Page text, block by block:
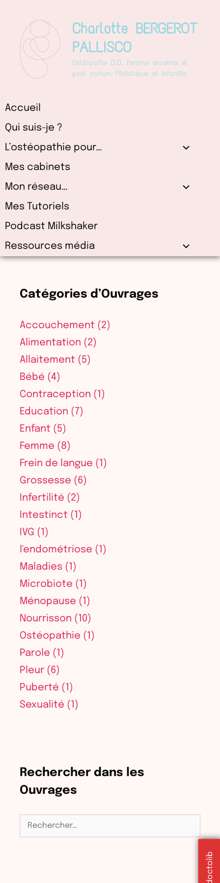
contenu
Charlotte BERGEROT
PALLISCO
Ostéopathe D.O. Femme enceinte et
post partum Pédiatrique et infantile
Accueil
Qui suis-je ?
L’ostéopathie pour…
Mes cabinets
Mon réseau…
Mes Tutoriels
Podcast Milkshaker
Ressources média
Catégories d’Ouvrages
Accouchement (2)
Alimentation (2)
Allaitement (5)
Bébé (4)
Contraception (1)
Education (7)
Enfant (5)
Femme (8)
Frein de langue (1)
Grossesse (6)
Infertilité (2)
Intestinct (1)
IVG (1)
l'endométriose (1)
Maladies (1)
Microbiote (1)
Ménopause (1)
Nourrisson (10)
Ostéopathie (1)
Parole (1)
Pleur (6)
Puberté (1)
Sexualité (1)
Rechercher dans les
Ouvrages
Rechercher :